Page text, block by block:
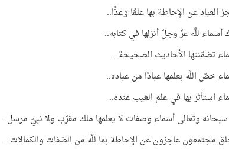
العباد عن الإحاطة بها علمًا وعدًّا..
أسماء للَّه عزّ وجلّ أنزلها في كتابه..
تضمّنتها الأحاديث الصحيحة..
خصّ اللَّه بعلمها عبادًا من عباده..
استأثر بها في علم الغيب عنده..
سبحانه وتعالى أسماء وصفات لا يعلمها ملك مقرّب ولا نبيّ مرسل..
مجتمعون عاجزون عن الإحاطة بما للَّه من الصّفات والكمالات..